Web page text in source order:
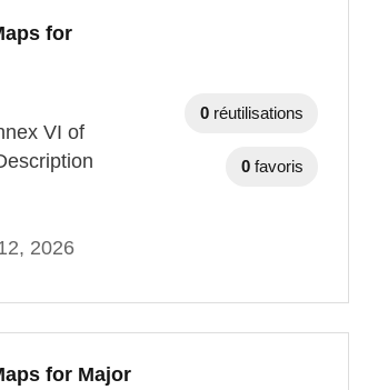
for
VI of
2026
0 réutilisations
0 favoris
for Major